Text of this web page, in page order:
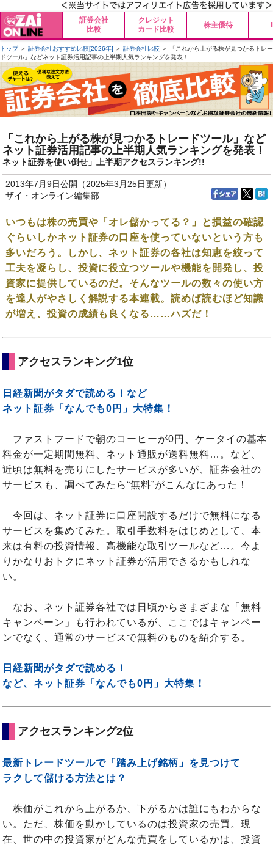
証券会社
比較
クレジット
カード比較
株主優待
トップ＞ 証券会社おすすめ比較[2026年] ＞ 証券会社比較 ＞ 「これから上がる株が見つかるトレー
ドツール」などネット証券活用記事の上半期人気ランキングを発表！
「これから上がる株が見つかるトレードツール」など
ネット証券活用記事の上半期人気ランキングを発表！
ネット証券を使い倒せ」上半期アクセスランキング!!
2013年7月9日公開（2025年3月25日更新）
ザイ・オンライン編集部
いつもは株の売買や「オレ儲かってる？」と損益の確認
ぐらいしかネット証券の口座を使っていないという方も
多いだろう。しかし、ネット証券の各社は知恵を絞って
工夫を凝らし、投資に役立つツールや機能を開発し、投
資家に提供しているのだ。そんなツールの数々の使い方
を達人がやさしく解説する本連載。読めば読むほど知識
が増え、投資の成績も良くなる……ハズだ！
アクセスランキング1位
日経新聞がタダで読める！など
ネット証券「なんでも0円」大特集！
ファストフードで朝のコーヒーが0円、ケータイの基本
料金が一定期間無料、ネット通販が送料無料…。など、
近頃は無料を売りにしたサービスが多いが、証券会社の
サービスも、調べてみたら“無料”がこんなにあった！
今回は、ネット証券に口座開設するだけで無料になる
サービスを集めてみた。取引手数料をはじめとして、本
来は有料の投資情報、高機能な取引ツールなど…。今よ
りかなりおトクにネット証券が活用できるかもしれな
い。
なお、ネット証券各社では日頃からさまざまな「無料
キャンペーン」も行われているが、ここではキャンペー
ンでなく、通常のサービスで無料のものを紹介する。
日経新聞がタダで読める！
など、ネット証券「なんでも0円」大特集！
アクセスランキング2位
最新トレードツールで「踏み上げ銘柄」を見つけて
ラクして儲ける方法とは？
株価がこれから上がるか、下がるかは誰にもわからな
い。ただ、株価を動かしているのは投資家の売買。現
在、世の中の投資家がどんな売買をしているかは、投資